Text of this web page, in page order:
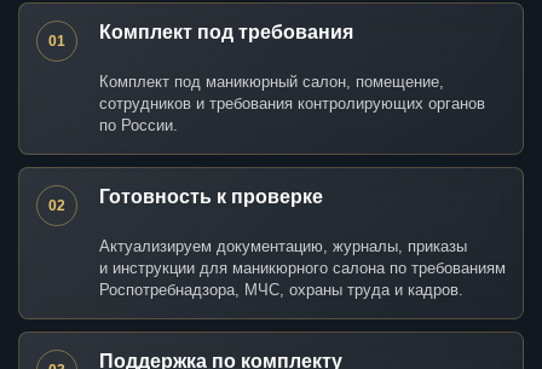
01 Комплект под требования
Комплект под маникюрный салон, помещение,
сотрудников и требования контролирующих органов
по России.
02 Готовность к проверке
Актуализируем документацию, журналы, приказы
и инструкции для маникюрного салона по требованиям
Роспотребнадзора, МЧС, охраны труда и кадров.
Поддержка по комплекту